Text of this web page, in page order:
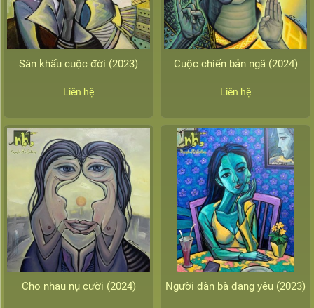
Sân khấu cuộc đời (2023)
Liên hệ
Cuộc chiến bản ngã (2024)
Liên hệ
Cho nhau nụ cười (2024) Người đàn bà đang yêu (2023)